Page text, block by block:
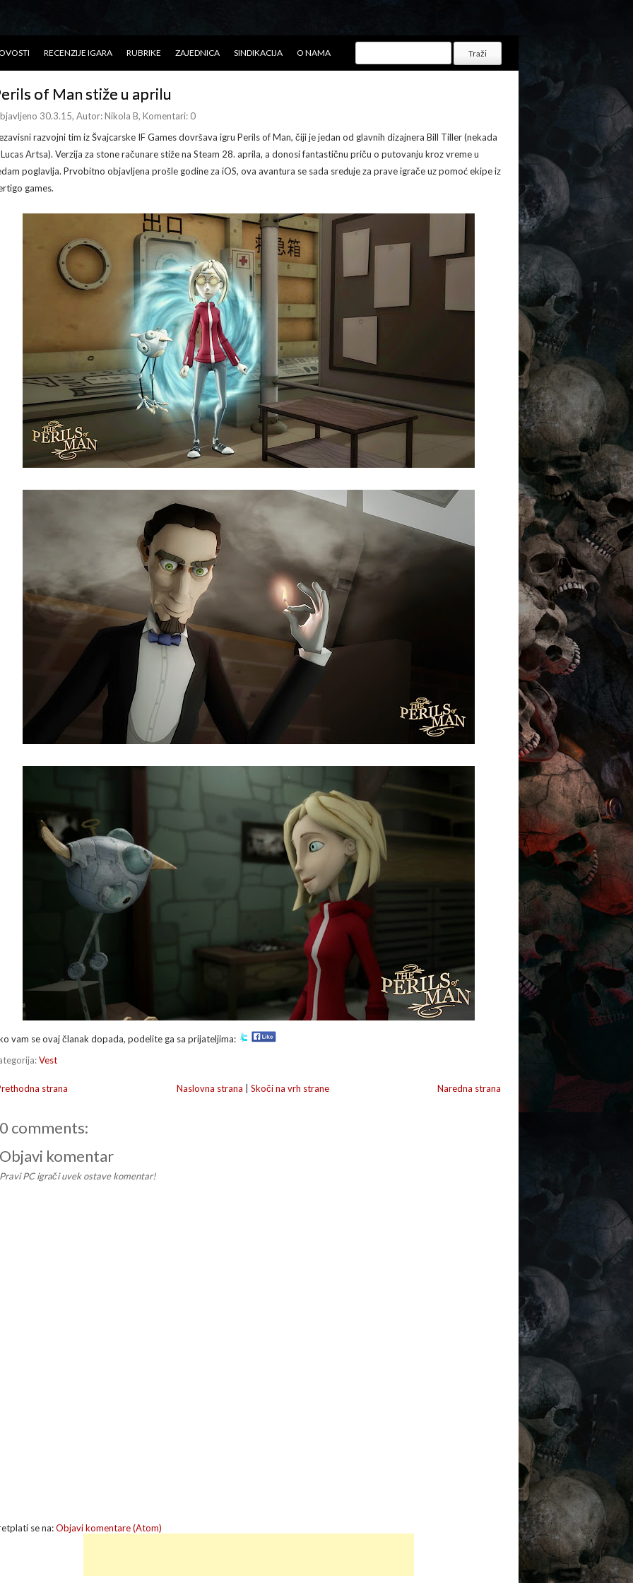
RECENZIJE IGARA RUBRIKE ZAJEDNICA SINDIKACIJA O NAMA
of Man stiže u aprilu
30.3.15, Autor:Nikola B, Komentari: 0
razvojni tim iz Švajcarske IF Games dovršava igru Perils of Man, čiji je jedan od glavnih dizajnera Bill Tiller (nekada
Artsa). Verzija za stone računare stiže na Steam 28. aprila, a donosi fantastičnu priču o putovanju kroz vreme u
poglavlja. Prvobitno objavljena prošle godine za iOS, ova avantura se sada sređuje za prave igrače uz pomoć ekipe iz
games.
vam se ovaj članak dopada, podelite ga sa prijateljima:
Vest
Naredna strana
strana Naslovna strana Skoči na vrh strane
0 comments:
Objavi komentar
Pravi PC igrači uvek ostave komentar!
se na:Objavi komentare (Atom)